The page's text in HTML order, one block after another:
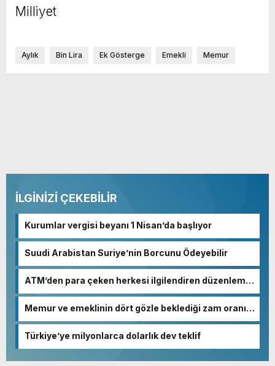
Milliyet
Aylık Bin Lira Ek Gösterge Emekli Memur
İLGİNİZİ ÇEKEBİLİR
Kurumlar vergisi beyanı 1 Nisan’da başlıyor
Suudi Arabistan Suriye’nin Borcunu Ödeyebilir
ATM’den para çeken herkesi ilgilendiren düzenleme!
Sayılar tümden değişti
Memur ve emeklinin dört gözle beklediği zam oranı
Türkiye’ye milyonlarca dolarlık dev teklif